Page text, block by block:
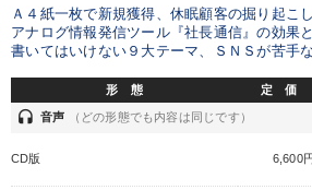
モノづくり ドラッカー 会社数字
多様性・ダイバーシティ 節税 井
Ａ４紙一枚で新規獲得、休眠顧客の掘り起こ
アナログ情報発信ツール『社長通信』の効果
書いてはいけない９大テーマ、ＳＮＳが苦手
形 態 定 価
headset 音声 （どの形態でも内容は同じです）
CD版 6,600